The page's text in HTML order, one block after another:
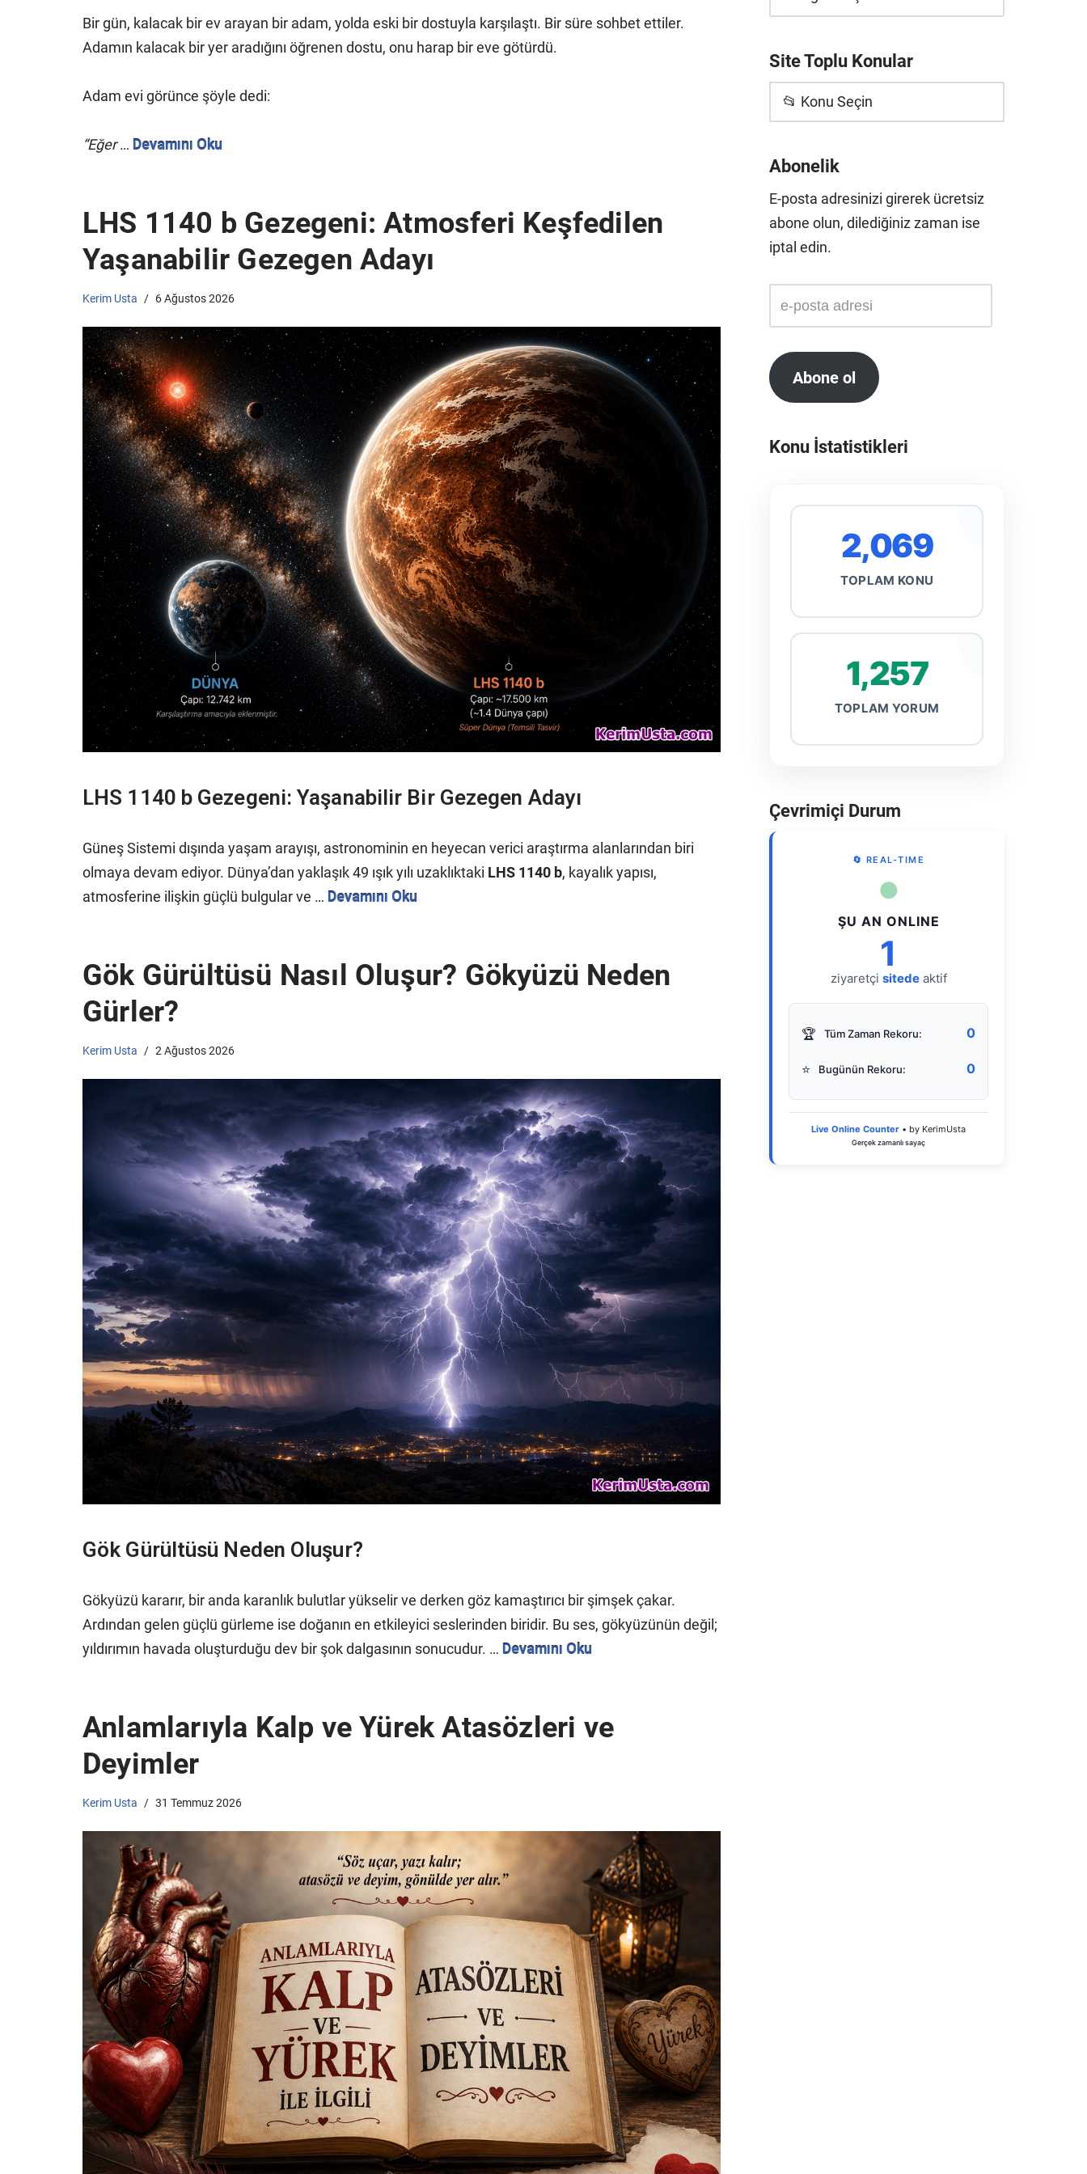
Bir gün, kalacak bir ev arayan bir adam, yolda eski bir dostuyla karşılaştı. Bir süre sohbet ettiler.
Adamın kalacak bir yer aradığını öğrenen dostu, onu harap bir eve götürdü.
Adam evi görünce şöyle dedi:
“Eğer… Devamını Oku
LHS 1140 b Gezegeni: Atmosferi Keşfedilen
Yaşanabilir Gezegen Adayı
Kerim Usta 6 Ağustos 2026
LHS 1140 b Gezegeni: Yaşanabilir Bir Gezegen Adayı
Güneş Sistemi dışında yaşam arayışı, astronominin en heyecan verici araştırma alanlarından biri
olmaya devam ediyor. Dünya’dan yaklaşık 49 ışık yılı uzaklıktaki LHS 1140 b, kayalık yapısı,
atmosferine ilişkin güçlü bulgular ve … Devamını Oku
Gök Gürültüsü Nasıl Oluşur? Gökyüzü Neden
Gürler?
Kerim Usta 2 Ağustos 2026
Gök Gürültüsü Neden Oluşur?
Gökyüzü kararır, bir anda karanlık bulutlar yükselir ve derken göz kamaştırıcı bir şimşek çakar.
Ardından gelen güçlü gürleme ise doğanın en etkileyici seslerinden biridir. Bu ses, gökyüzünün değil;
yıldırımın havada oluşturduğu dev bir şok dalgasının sonucudur. … Devamını Oku
Anlamlarıyla Kalp ve Yürek Atasözleri ve
Deyimler
Kerim Usta 31 Temmuz 2026
Site Toplu Konular
📂 Konu Seçin
Abonelik
E-posta adresinizi girerek ücretsiz
abone olun, dilediğiniz zaman ise
iptal edin.
Abone ol
Konu İstatistikleri
2,069
TOPLAM KONU
1,257
TOPLAM YORUM
Çevrimiçi Durum
🔄 REAL-TIME
●
ŞU AN ONLINE
1
ziyaretçi sitedeaktif
🏆 Tüm Zaman Rekoru: 0
⭐ Bugünün Rekoru: 0
Live Online Counter • by KerimUsta
Gerçek zamanlı sayaç